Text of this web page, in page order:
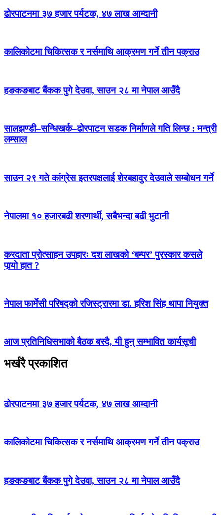
ढोरपाटनमा ३७ हजार पर्यटक, ४७ लाख आम्दानी
कालिकोटमा चिकित्सक र नर्समाथि आक्रमण गर्ने तीन पक्राउ
हङकङबाट बैंकक पुगे देउवा, साउन २८ मा नेपाल आउँदै
सालझण्डी–सन्धिखर्क–ढोरपाटन सडक निर्माणले गति लिन्छ : मन्त्री
लम्साल
साउन २९ गते कांग्रेस इतरपक्षलाई शेरबहादुर देउवाले सम्बोधन गर्ने
नेपालमा १० हजारबढी शरणार्थी, सबैभन्दा बढी भुटानी
करदाता प्रोत्साहन उपहारः दश लाखको ‘बम्पर’ पुरस्कार कसले
पार्‍याे हात ?
नेपाल फार्मेसी परिषद्को रजिस्ट्रारमा डा. हरिश सिंह थापा नियुक्त
आज प्रतिनिधिसभाको बैठक बस्दै, यी हुन् सम्भावित कार्यसूची
भर्खरै प्रकाशित
ढोरपाटनमा ३७ हजार पर्यटक, ४७ लाख आम्दानी
कालिकोटमा चिकित्सक र नर्समाथि आक्रमण गर्ने तीन पक्राउ
हङकङबाट बैंकक पुगे देउवा, साउन २८ मा नेपाल आउँदै